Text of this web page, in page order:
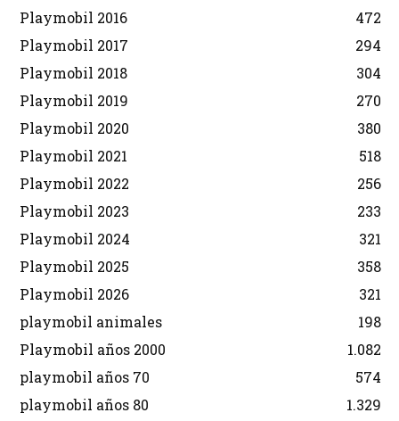
Playmobil 2016
472
Playmobil 2017
294
Playmobil 2018
304
Playmobil 2019
270
Playmobil 2020
380
Playmobil 2021
518
Playmobil 2022
256
Playmobil 2023
233
Playmobil 2024
321
Playmobil 2025
358
Playmobil 2026
321
playmobil animales
198
Playmobil años 2000
1.082
playmobil años 70
574
playmobil años 80
1.329